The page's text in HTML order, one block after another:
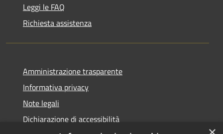
Leggi le FAQ
Richiesta assistenza
Amministrazione trasparente
Informativa privacy
Note legali
Dichiarazione di accessibilità